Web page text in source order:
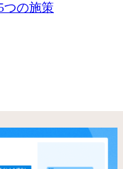
つの施策